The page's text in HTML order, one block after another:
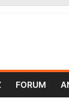
FORUM